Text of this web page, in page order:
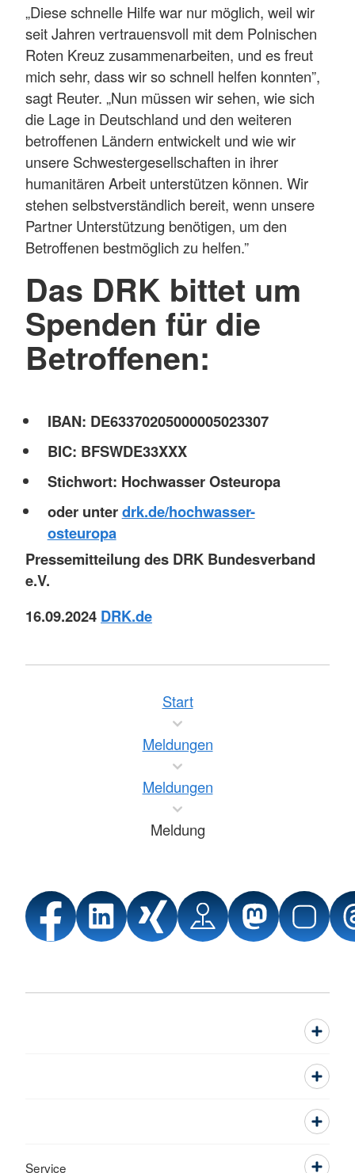
„Diese schnelle Hilfe war nur möglich, weil wir
seit Jahren vertrauensvoll mit dem Polnischen
Roten Kreuz zusammenarbeiten, und es freut
mich sehr, dass wir so schnell helfen konnten”,
sagt Reuter. „Nun müssen wir sehen, wie sich
die Lage in Deutschland und den weiteren
betroffenen Ländern entwickelt und wie wir
unsere Schwestergesellschaften in ihrer
humanitären Arbeit unterstützen können. Wir
stehen selbstverständlich bereit, wenn unsere
Partner Unterstützung benötigen, um den
Betroffenen bestmöglich zu helfen.”
Das DRK bittet um
Spenden für die
Betroffenen:
IBAN: DE63370205000005023307
BIC: BFSWDE33XXX
Stichwort: Hochwasser Osteuropa
oder unterdrk.de/hochwasser-
osteuropa
Pressemitteilung des DRK Bundesverband
e.V.
16.09.2024 DRK.de
Start
Meldungen
Meldungen
Meldung
Service